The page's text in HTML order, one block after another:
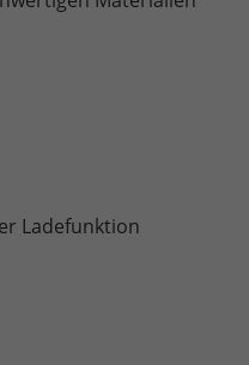
Ladefunktion